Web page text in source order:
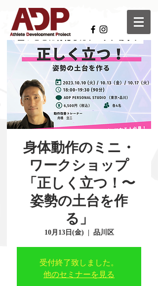
身体動作のミニ・
ワークショップ
「正しく立つ！〜
姿勢の土台を作
る」
10月13日(金) 品川区
受付終了致しました。
他のセミナーを見る